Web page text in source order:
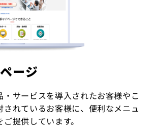
ージ
・サービスを導入されたお客様やこ
されているお客様に、便利なメニュ
提供しています。